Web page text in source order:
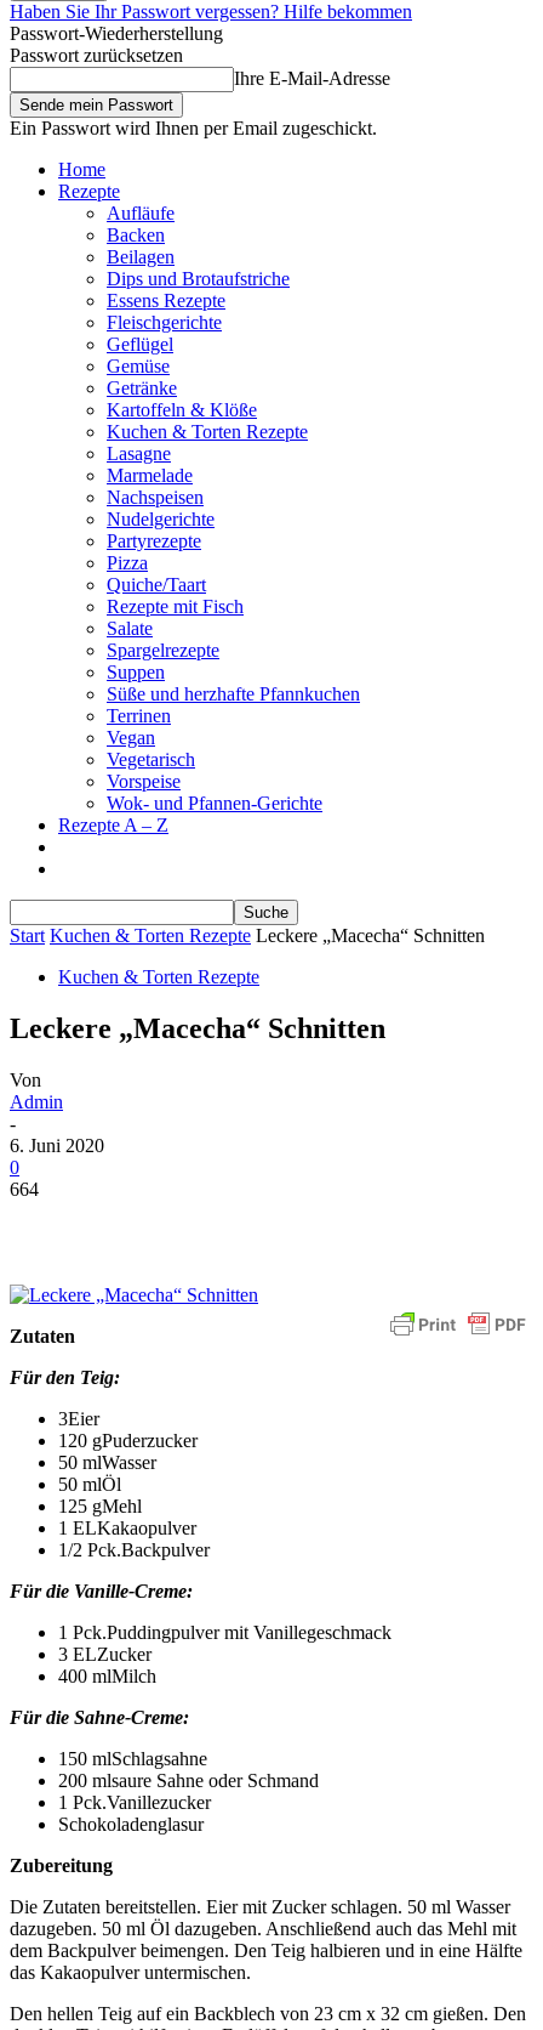
Haben Sie Ihr Passwort vergessen? Hilfe bekommen
Passwort-Wiederherstellung
Passwort zurücksetzen
Ihre E-Mail-Adresse
Ein Passwort wird Ihnen per Email zugeschickt.
Home
Rezepte
Aufläufe
Backen
Beilagen
Dips und Brotaufstriche
Essens Rezepte
Fleischgerichte
Geflügel
Gemüse
Getränke
Kartoffeln & Klöße
Kuchen & Torten Rezepte
Lasagne
Marmelade
Nachspeisen
Nudelgerichte
Partyrezepte
Pizza
Quiche/Taart
Rezepte mit Fisch
Salate
Spargelrezepte
Suppen
Süße und herzhafte Pfannkuchen
Terrinen
Vegan
Vegetarisch
Vorspeise
Wok- und Pfannen-Gerichte
Rezepte A – Z
Start Kuchen & Torten Rezepte Leckere „Macecha“ Schnitten
Kuchen & Torten Rezepte
Leckere „Macecha“ Schnitten
Von
Admin
-
6. Juni 2020
0
664
Zutaten
Für den Teig:
3Eier
120 gPuderzucker
50 mlWasser
50 mlÖl
125 gMehl
1 ELKakaopulver
1/2 Pck.Backpulver
Für die Vanille-Creme:
1 Pck.Puddingpulver mit Vanillegeschmack
3 ELZucker
400 mlMilch
Für die Sahne-Creme:
150 mlSchlagsahne
200 mlsaure Sahne oder Schmand
1 Pck.Vanillezucker
Schokoladenglasur
Zubereitung
Die Zutaten bereitstellen. Eier mit Zucker schlagen. 50 ml Wasser
dazugeben. 50 ml Öl dazugeben. Anschließend auch das Mehl mit
dem Backpulver beimengen. Den Teig halbieren und in eine Hälfte
das Kakaopulver untermischen.
Den hellen Teig auf ein Backblech von 23 cm x 32 cm gießen. Den